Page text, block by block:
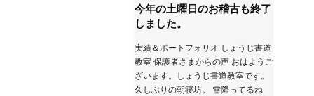
今年の土曜日のお稽古も終了
しました。
実績＆ポートフォリオ しょうじ書道
教室 保護者さまからの声 おはようご
ざいます。しょうじ書道教室です。
久しぶりの朝寝坊。 雪降ってるね